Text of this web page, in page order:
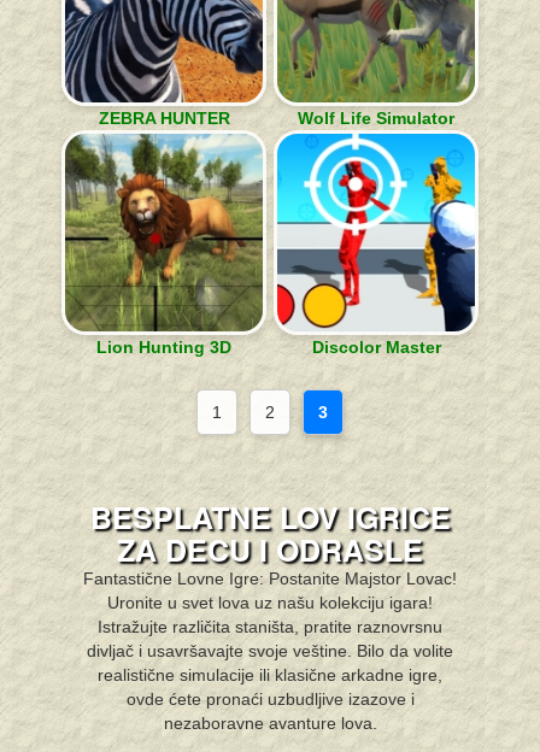
ZEBRA HUNTER Wolf Life Simulator
Lion Hunting 3D Discolor Master
1 2 3
BESPLATNE LOV IGRICE
ZA DECU I ODRASLE
Fantastične Lovne Igre: Postanite Majstor Lovac!
Uronite u svet lova uz našu kolekciju igara!
Istražujte različita staništa, pratite raznovrsnu
divljač i usavršavajte svoje veštine. Bilo da volite
realistične simulacije ili klasične arkadne igre,
ovde ćete pronaći uzbudljive izazove i
nezaboravne avanture lova.